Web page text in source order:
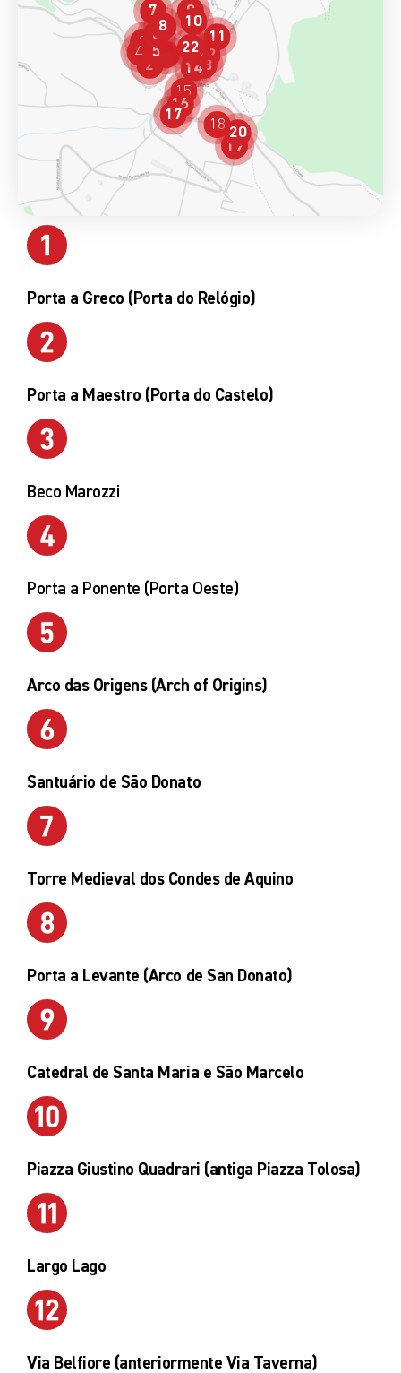
2
3
4 5
6
7
8
9
10
11
12
13
14
15
16
17
18
19
20
21
22
Porta a Greco (Porta do Relógio)
Porta a Maestro (Porta do Castelo)
Beco Marozzi
Porta a Ponente (Porta Oeste)
Arco das Origens (Arch of Origins)
Santuário de São Donato
Torre Medieval dos Condes de Aquino
Porta a Levante (Arco de San Donato)
Catedral de Santa Maria e São Marcelo
Piazza Giustino Quadrari (antiga Piazza Tolosa)
Largo Lago
Via Belfiore (anteriormente Via Taverna)